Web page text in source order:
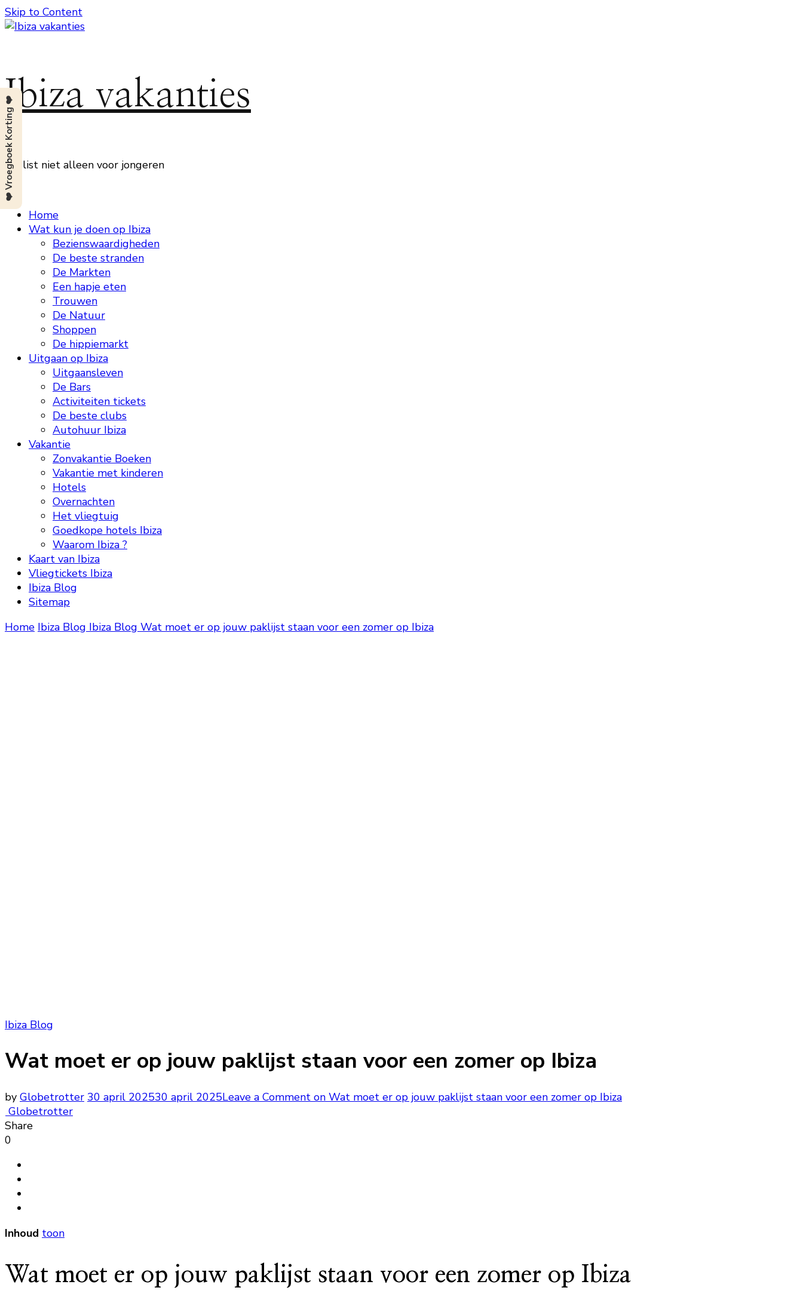
Skip to Content
Ibiza vakanties
Beslist niet alleen voor jongeren
Home
Wat kun je doen op Ibiza
Bezienswaardigheden
De beste stranden
De Markten
Een hapje eten
Trouwen
De Natuur
Shoppen
De hippiemarkt
Uitgaan op Ibiza
Uitgaansleven
De Bars
Activiteiten tickets
De beste clubs
Autohuur Ibiza
Vakantie
Zonvakantie Boeken
Vakantie met kinderen
Hotels
Overnachten
Het vliegtuig
Goedkope hotels Ibiza
Waarom Ibiza ?
Kaart van Ibiza
Vliegtickets Ibiza
Ibiza Blog
Sitemap
Home Ibiza Blog Ibiza Blog Wat moet er op jouw paklijst staan voor een zomer op Ibiza
Ibiza Blog
Wat moet er op jouw paklijst staan voor een zomer op Ibiza
by Globetrotter 30 april 202530 april 2025Leave a Comment on Wat moet er op jouw paklijst staan voor een zomer op Ibiza
Globetrotter
Share
0
Inhoud toon
Wat moet er op jouw paklijst staan voor een zomer op Ibiza
❤️ Vroegboek Korting ❤️